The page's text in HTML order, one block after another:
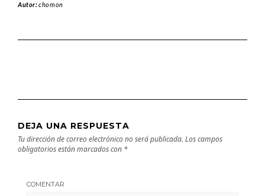
Autor:chomon
DEJA UNA RESPUESTA
Tu dirección de correo electrónico no será publicada. Los campos
obligatorios están marcados con *
COMENTAR